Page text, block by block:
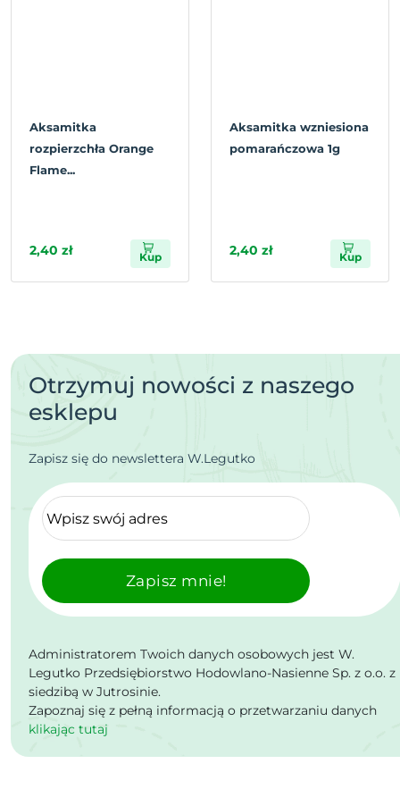
Aksamitka
rozpierzchła Orange
Flame...
2,40 zł Kup
Aksamitka wzniesiona
pomarańczowa 1g
2,40 zł Kup
Otrzymuj nowości z naszego
esklepu
Zapisz się do newslettera W.Legutko
Zapisz mnie!
Administratorem Twoich danych osobowych jest W.
Legutko Przedsiębiorstwo Hodowlano-Nasienne Sp. z o.o. z
siedzibą w Jutrosinie.
Zapoznaj się z pełną informacją o przetwarzaniu danych
klikając tutaj